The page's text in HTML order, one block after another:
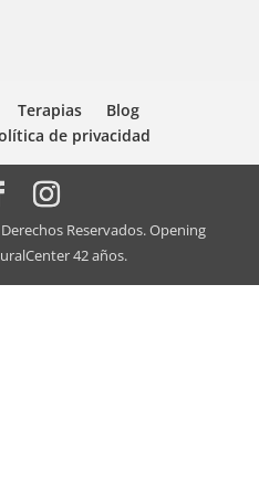
Terapias
Blog
de privacidad
Reservados. Opening
42 años.